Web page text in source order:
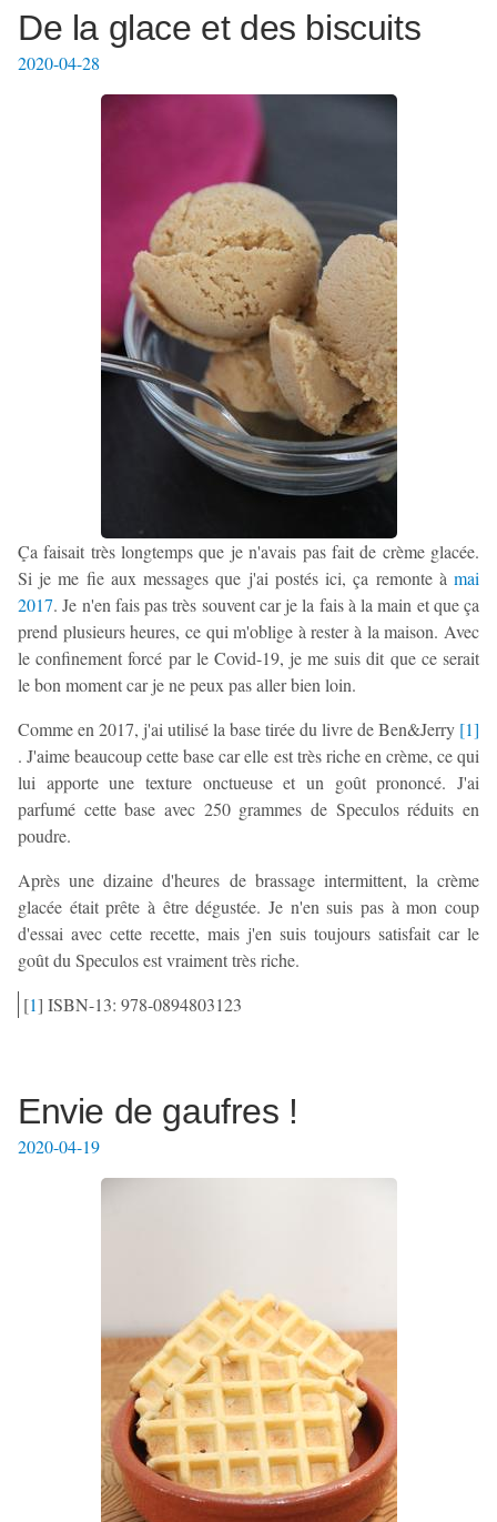
De la glace et des biscuits
2020-04-28
Ça faisait très longtemps que je n'avais pas fait de crème glacée.
Si je me fie aux messages que j'ai postés ici, ça remonte à mai
2017. Je n'en fais pas très souvent car je la fais à la main et que ça
prend plusieurs heures, ce qui m'oblige à rester à la maison. Avec
le confinement forcé par le Covid-19, je me suis dit que ce serait
le bon moment car je ne peux pas aller bien loin.
Comme en 2017, j'ai utilisé la base tirée du livre de Ben&Jerry [1]
. J'aime beaucoup cette base car elle est très riche en crème, ce qui
lui apporte une texture onctueuse et un goût prononcé. J'ai
parfumé cette base avec 250 grammes de Speculos réduits en
poudre.
Après une dizaine d'heures de brassage intermittent, la crème
glacée était prête à être dégustée. Je n'en suis pas à mon coup
d'essai avec cette recette, mais j'en suis toujours satisfait car le
goût du Speculos est vraiment très riche.
[1] ISBN-13: 978-0894803123
Envie de gaufres !
2020-04-19